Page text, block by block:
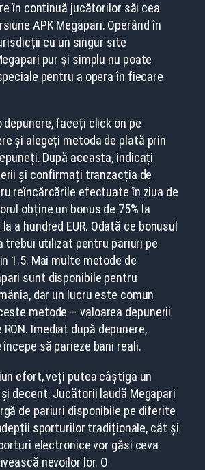
în continuă jucătorilor săi cea
APK Megapari. Operând în
cu un singur site
pur și simplu nu poate
pentru a opera în fiecare
depunere, faceți click on pe
și alegeți metoda de plată prin
După aceasta, indicați
și confirmați tranzacția de
reîncărcările efectuate în ziua de
obține un bonus de 75% la
a hundred EUR. Odată ce bonusul
trebui utilizat pentru pariuri pe
1.5. Mai multe metode de
sunt disponibile pentru
dar un lucru este comun
metode – valoarea depunerii
Imediat după depunere,
să parieze bani reali.
efort, veți putea câștiga un
decent. Jucătorii laudă Megapari
de pariuri disponibile pe diferite
sporturilor tradiționale, cât și
electronice vor găsi ceva
nevoilor lor. O